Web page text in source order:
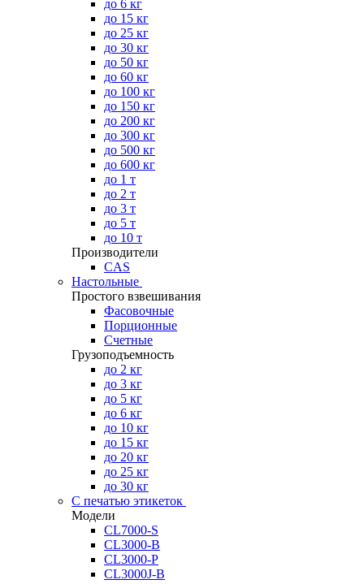
до 6 кг
до 15 кг
до 25 кг
до 30 кг
до 50 кг
до 60 кг
до 100 кг
до 150 кг
до 200 кг
до 300 кг
до 500 кг
до 600 кг
до 1 т
до 2 т
до 3 т
до 5 т
до 10 т
Производители
CAS
Настольные
Простого взвешивания
Фасовочные
Порционные
Счетные
Грузоподъемность
до 2 кг
до 3 кг
до 5 кг
до 6 кг
до 10 кг
до 15 кг
до 20 кг
до 25 кг
до 30 кг
С печатью этикеток
Модели
CL7000-S
CL3000-B
CL3000-P
CL3000J-B